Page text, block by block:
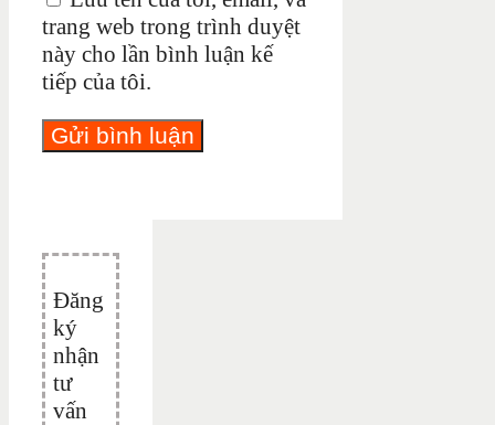
trang web trong trình duyệt
này cho lần bình luận kế
tiếp của tôi.
Đăng
ký
nhận
tư
vấn